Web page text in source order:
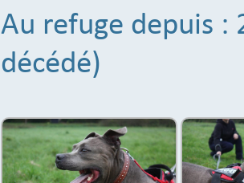
Au refuge depuis
décédé)